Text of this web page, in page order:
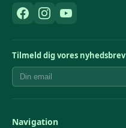
Tilmeld dig vores nyhedsbrev
Navigation